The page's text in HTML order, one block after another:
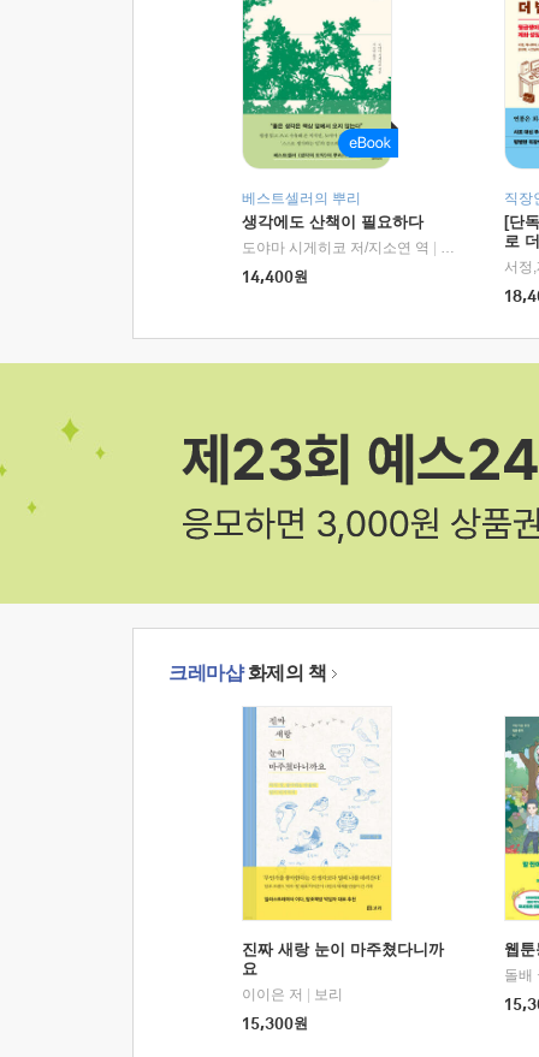
베스트셀러의 뿌리
생각에도 산책이 필요하다
도야마 시게히코 저/지소연 역
알에이치코리
14,400원
직장
[단
로
크레마샵화제의 책
진짜 새랑 눈이 마주쳤다니까
요
이이은 저
보리
15,300원
웹
돌배